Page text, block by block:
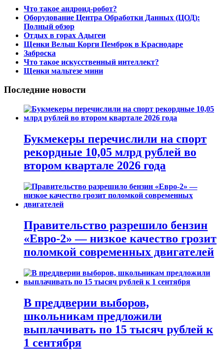
Что такое андроид-робот?
Оборудование Центра Обработки Данных (ЦОД):
Полный обзор
Отдых в горах Адыгеи
Щенки Вельш Корги Пемброк в Краснодаре
Заброска
Что такое искусственный интеллект?
Щенки мальтезе мини
Последние новости
Букмекеры перечислили на спорт
рекордные 10,05 млрд рублей во
втором квартале 2026 года
Правительство разрешило бензин
«Евро-2» — низкое качество грозит
поломкой современных двигателей
В преддверии выборов,
школьникам предложили
выплачивать по 15 тысяч рублей к
1 сентября